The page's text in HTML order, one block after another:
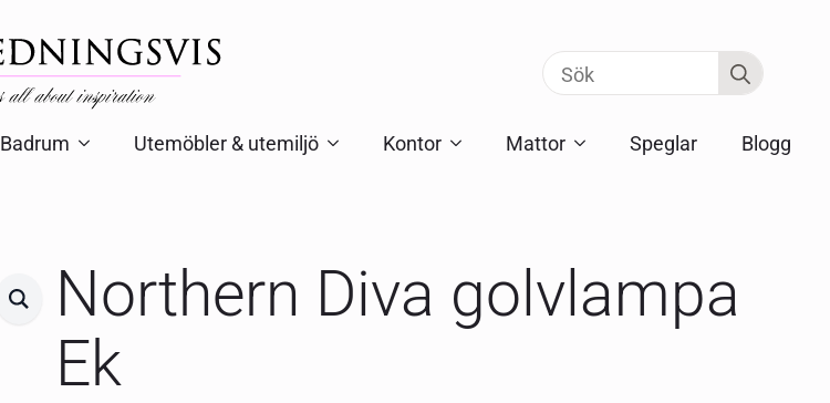
Search
for:
Badrum Utemöbler & utemiljö Kontor Mattor Speglar Blogg
Northern Diva golvlampa
Ek